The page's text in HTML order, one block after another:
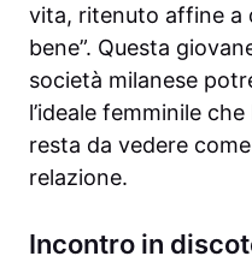
vita, ritenuto affine a
bene”. Questa
società milanese
l’ideale femminile
resta da vedere
relazione.
Incontro in